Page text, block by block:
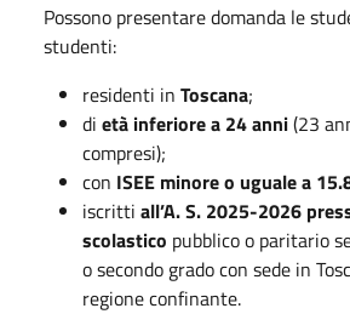
Possono presentare domanda le
studenti:
residenti in Toscana;
di età inferiore a 24 anni(23
compresi);
con ISEE minore o uguale a
iscritti all’A. S. 2025-2026
scolastico pubblico o paritario
o secondo grado con sede in
regione confinante.